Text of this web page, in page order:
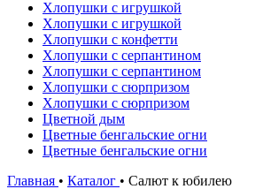
Хлопушки с игрушкой
Хлопушки с игрушкой
Хлопушки с конфетти
Хлопушки с серпантином
Хлопушки с серпантином
Хлопушки с сюрпризом
Хлопушки с сюрпризом
Цветной дым
Цветные бенгальские огни
Цветные бенгальские огни
Главная • Каталог • Салют к юбилею